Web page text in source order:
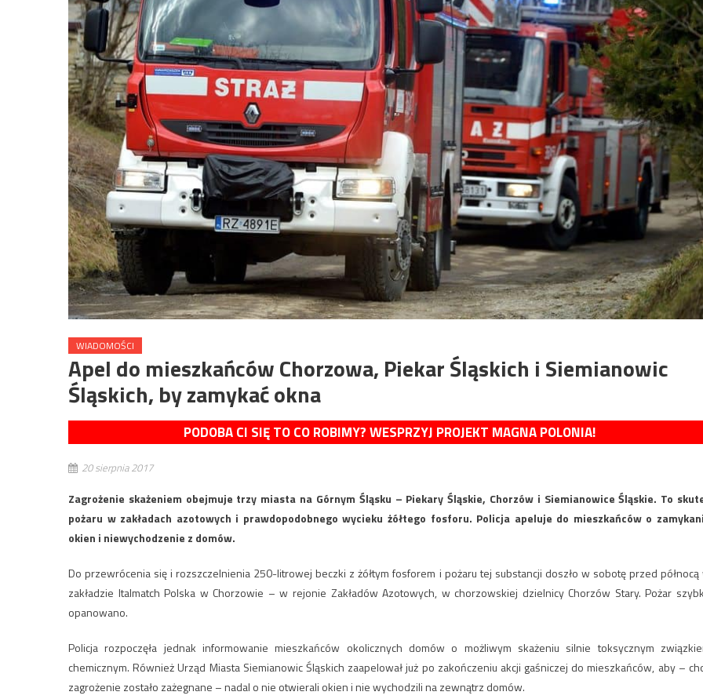
WIADOMOŚCI
Apel do mieszkańców Chorzowa, Piekar Śląskich i Siemianowic
Śląskich, by zamykać okna
PODOBA CI SIĘ TO CO ROBIMY? WESPRZYJ PROJEKT MAGNA POLONIA!
20 sierpnia 2017
Zagrożenie skażeniem obejmuje trzy miasta na Górnym Śląsku – Piekary Śląskie, Chorzów i Siemianowice Śląskie. To
pożaru w zakładach azotowych i prawdopodobnego wycieku żółtego fosforu. Policja apeluje do mieszkańców o
okien i niewychodzenie z domów.
Do przewrócenia się i rozszczelnienia 250-litrowej beczki z żółtym fosforem i pożaru tej substancji doszło w sobotę przed północą
zakładzie Italmatch Polska w Chorzowie – w rejonie Zakładów Azotowych, w chorzowskiej dzielnicy Chorzów Stary. Pożar
opanowano.
Policja rozpoczęła jednak informowanie mieszkańców okolicznych domów o możliwym skażeniu silnie toksycznym
chemicznym. Również Urząd Miasta Siemianowic Śląskich zaapelował już po zakończeniu akcji gaśniczej do mieszkańców, aby –
zagrożenie zostało zażegnane – nadal o nie otwierali okien i nie wychodzili na zewnątrz domów.